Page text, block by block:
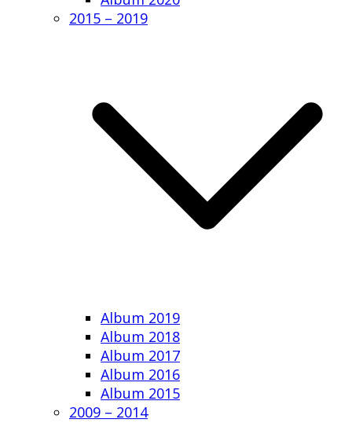
2015 – 2019
Album 2019
Album 2018
Album 2017
Album 2016
Album 2015
2009 – 2014